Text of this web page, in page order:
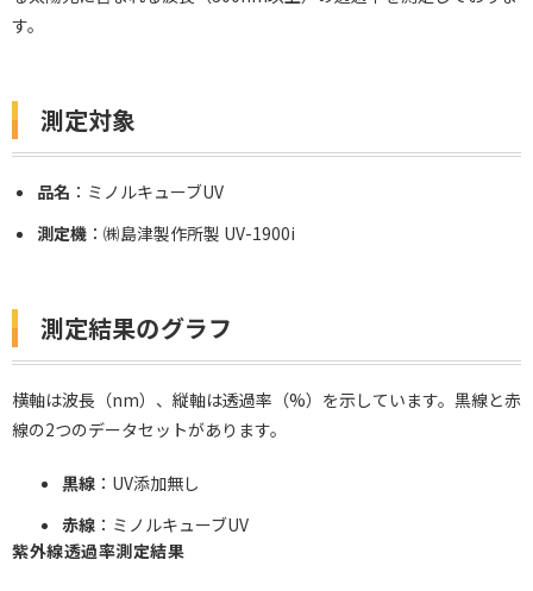
す。
測定対象
品名 ：ミノルキューブUV
測定機 ：㈱島津製作所製 UV-1900i
測定結果のグラフ
横軸は波長（nm）、縦軸は透過率（%）を示しています。黒線と赤
線の2つのデータセットがあります。
黒線 ：UV添加無し
赤線 ：ミノルキューブUV
紫外線透過率測定結果